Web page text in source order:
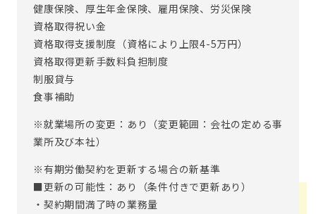
健康保険、厚生年金保険、雇用保険、労災保険
資格取得祝い金
資格取得支援制度（資格により上限4-5万円）
資格取得更新手数料負担制度
制服貸与
食事補助
※就業場所の変更：あり（変更範囲：会社の定める事
業所及び本社）
※有期労働契約を更新する場合の新基準
■更新の可能性：あり（条件付きで更新あり）
・契約期間満了時の業務量